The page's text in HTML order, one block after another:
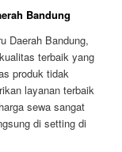
Bandung
Daerah Bandung,
terbaik yang
produk tidak
layanan terbaik
sewa sangat
di setting di